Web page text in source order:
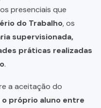
presenciais que
do Trabalho, os
supervisionada,
práticas realizadas
.
a aceitação do
próprio aluno entre